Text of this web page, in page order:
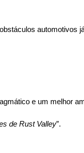
automotivos
e um melhor
de Rust Valley”.